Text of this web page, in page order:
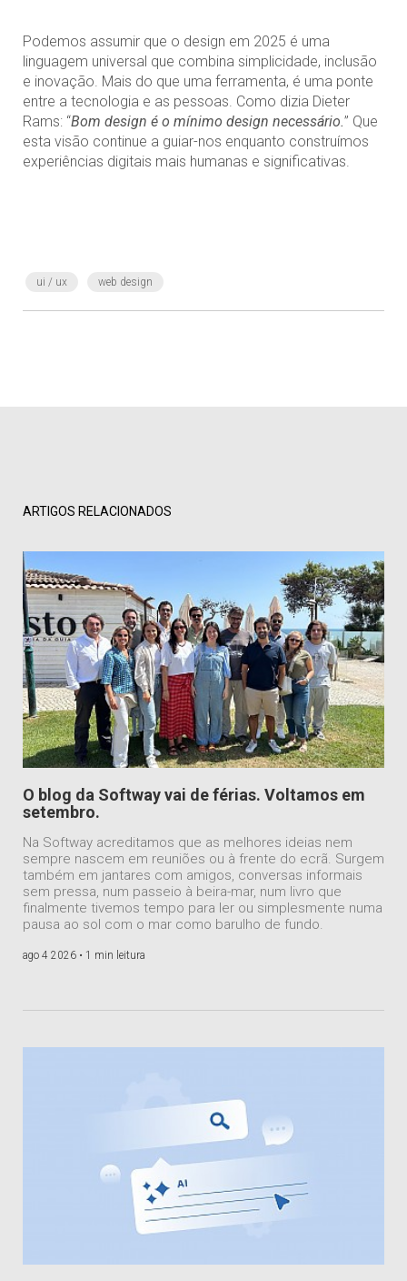
Podemos assumir que o design em 2025 é uma
linguagem universal que combina simplicidade, inclusão
e inovação. Mais do que uma ferramenta, é uma ponte
entre a tecnologia e as pessoas. Como dizia Dieter
Rams: “Bom design é o mínimo design necessário.” Que
esta visão continue a guiar-nos enquanto construímos
experiências digitais mais humanas e significativas.
ui / ux web design
ARTIGOS RELACIONADOS
O blog da Softway vai de férias. Voltamos em
setembro.
Na Softway acreditamos que as melhores ideias nem
sempre nascem em reuniões ou à frente do ecrã. Surgem
também em jantares com amigos, conversas informais
sem pressa, num passeio à beira-mar, num livro que
finalmente tivemos tempo para ler ou simplesmente numa
pausa ao sol com o mar como barulho de fundo.
ago 4 2026 • 1 min leitura